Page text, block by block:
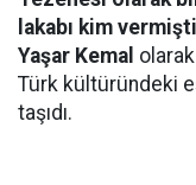
lakabı kim
Yaşar Kemal
Türk kültüründeki
taşıdı.